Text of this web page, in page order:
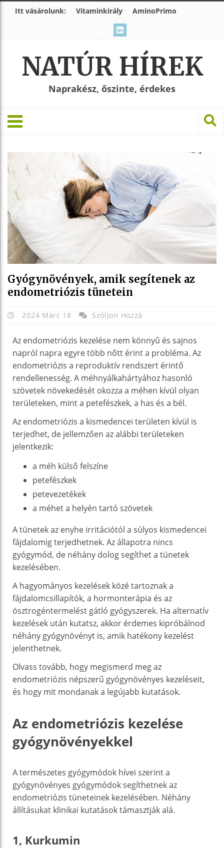
Itt vásárolunk: Vitaminkirály AminoPrimo
NATÚR HÍREK
Naprakész, őszinte, érdekes
Gyógynövények, amik segítenek az
endometriózis tünetein
2024 Márc 18 Szóljon Hozzá
Az endometriózis kezelése nem könnyű és sajnos
napról napra egyre több nőtt érint a probléma. Az
endometriózis a reproduktív rendszert érintő
rendellenesség. A méhnyálkahártyához hasonló
szövetek növekedését okozza a méhen kívül olyan
területeken, mint a petefészkek, a has és a bél.
Az endometriózis a kismedencei területen kívül is
terjedhet, de jellemzően az alábbi területeken
jelentkezik:
a méh külső felszíne
petefészkek
petevezetékek
a méhet a helyén tartó szövetek
A tünetek az enyhe irritációtól a súlyos kismedencei
fájdalomig terjedhetnek. Az állapotra nincs
gyógymód, de néhány dolog segíthet a tünetek
kezelésében.
A hagyományos kezelések közé tartoznak a
fájdalomcsillapítók, a hormonterápia és az
ösztrogéntermelést gátló gyógyszerek. Ha alternatív
kezelések után kutatsz, akkor érdemes kipróbálnod
néhány gyógynövényt is, amik hatékony kezelést
jelenthetnek.
Olvass tovább, hogy megismerd meg az
endometriózis népszerű gyógynövényes kezeléseit,
és hogy mit mondanak a legújabb kutatások.
Az endometriózis kezelése
gyógynövényekkel
A természetes gyógymódok hívei szerint a
gyógynövényes gyógymódok segíthetnek az
endometriózis tüneteinek kezelésében. Néhány
állításukat klinikai kutatások támasztják alá.
1, Kurkumin